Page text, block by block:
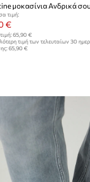
μοκασίνια Ανδρικά
τιμή:
€
65,90 €
τιμή των τελευταίων 30
65,90 €